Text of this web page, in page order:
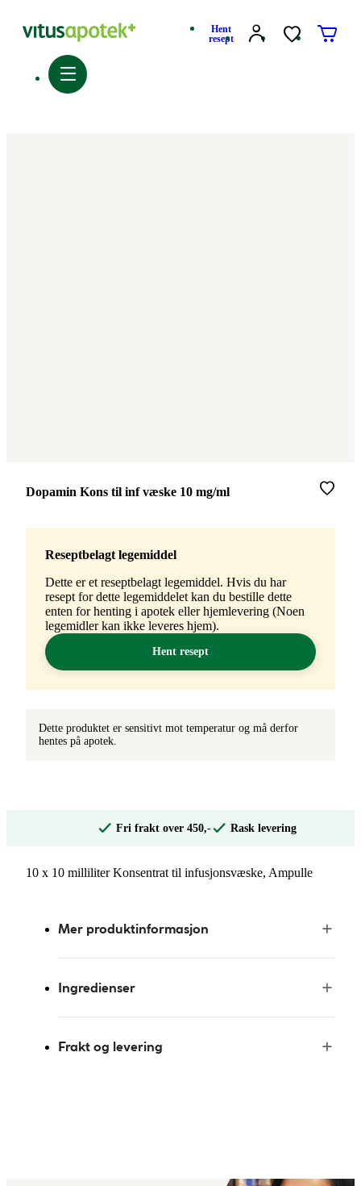
Hent
resept
Merke:
Dopamin Kons til inf væske 10 mg/ml
Reseptbelagt legemiddel
Dette er et reseptbelagt legemiddel. Hvis du har
resept for dette legemiddelet kan du bestille dette
enten for henting i apotek eller hjemlevering (Noen
legemidler kan ikke leveres hjem).
Hent resept
Dette produktet er sensitivt mot temperatur og må derfor
hentes på apotek.
Fri frakt over 450,- Rask levering
10 x 10 milliliter Konsentrat til infusjonsvæske, Ampulle
Mer produktinformasjon
Ingredienser
Frakt og levering